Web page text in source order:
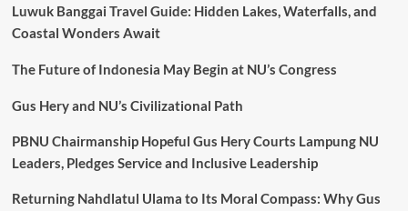
Percepatan
Pembangunan
Perbatasan
BNPP
Lakukan
IPKP
PPKP
Luwuk Banggai Travel Guide: Hidden Lakes, Waterfalls, and
Coastal Wonders Await
The Future of Indonesia May Begin at NU’s Congress
Gus Hery and NU’s Civilizational Path
PBNU Chairmanship Hopeful Gus Hery Courts Lampung NU
Leaders, Pledges Service and Inclusive Leadership
Returning Nahdlatul Ulama to Its Moral Compass: Why Gus